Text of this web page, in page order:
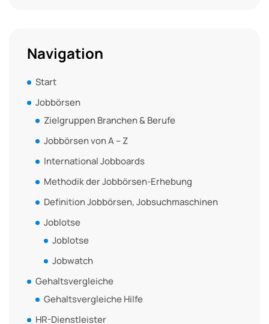
Navigation
Start
Jobbörsen
Zielgruppen Branchen & Berufe
Jobbörsen von A – Z
International Jobboards
Methodik der Jobbörsen-Erhebung
Definition Jobbörsen, Jobsuchmaschinen
Joblotse
Joblotse
Jobwatch
Gehaltsvergleiche
Gehaltsvergleiche Hilfe
HR-Dienstleister